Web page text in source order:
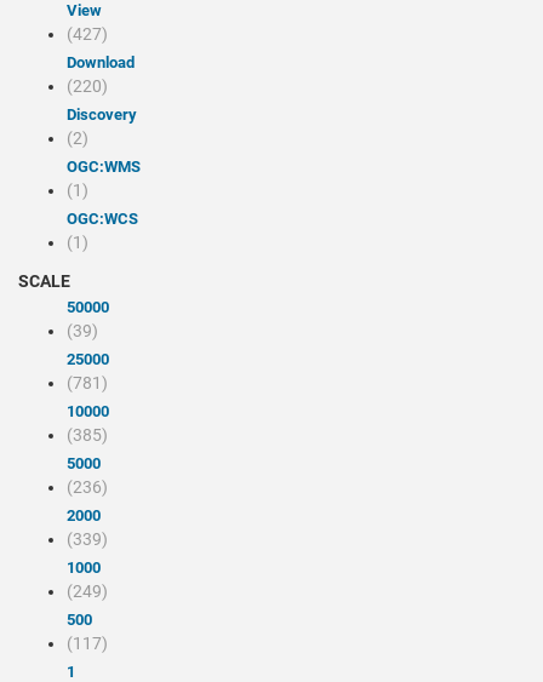
view
(427)
Download
(220)
discovery
(2)
OGC:WMS
(1)
OGC:WCS
(1)
SCALE
50000
(39)
25000
(781)
10000
(385)
5000
(236)
2000
(339)
1000
(249)
500
(117)
1